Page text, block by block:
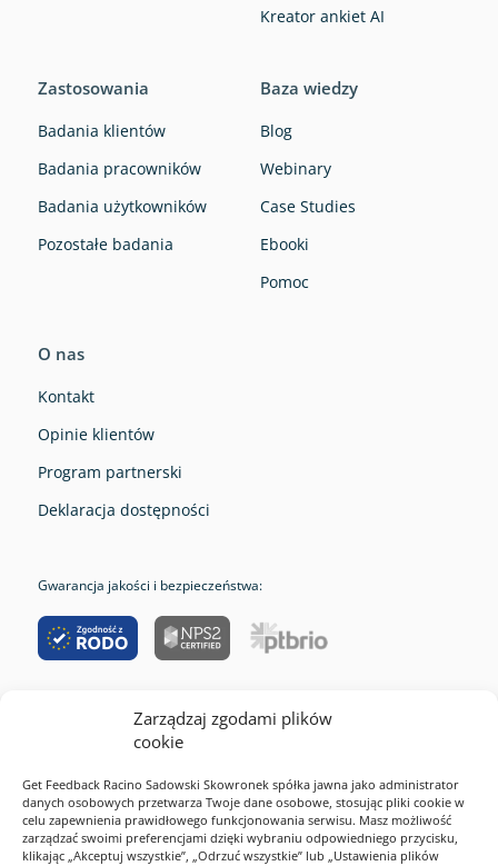
Zarządzaj zgodami plików
cookie
Get Feedback Racino Sadowski Skowronek spółka jawna jako administrator
danych osobowych przetwarza Twoje dane osobowe, stosując pliki cookie w
celu zapewnienia prawidłowego funkcjonowania serwisu. Masz możliwość
zarządzać swoimi preferencjami dzięki wybraniu odpowiedniego przycisku,
klikając „Akceptuj wszystkie”, „Odrzuć wszystkie” lub „Ustawienia plików
Kreator ankiet AI
Zastosowania
Badania klientów
Badania pracowników
Badania użytkowników
Pozostałe badania
Baza wiedzy
Blog
Webinary
Case Studies
Ebooki
Pomoc
O nas
Kontakt
Opinie klientów
Program partnerski
Deklaracja dostępności
Gwarancja jakości i bezpieczeństwa:
Regulamin serwisu
Polityka prywatności